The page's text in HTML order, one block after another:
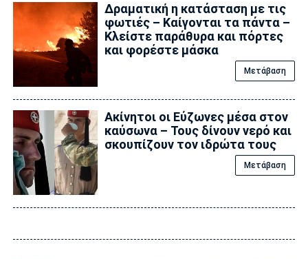
Δραματική η κατάσταση με τις
φωτιές – Καίγονται τα πάντα –
Κλείστε παράθυρα και πόρτες
και φορέστε μάσκα
Μετάβαση
Ακίνητοι οι Εύζωνες μέσα στον
καύσωνα – Τους δίνουν νερό και
σκουπίζουν τον ιδρώτα τους
Μετάβαση